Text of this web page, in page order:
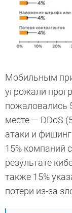
Мобильным
угрожали
пожаловались
месте — DDoS
атаки и
15% компаний
результате
также 15%
потери из-за